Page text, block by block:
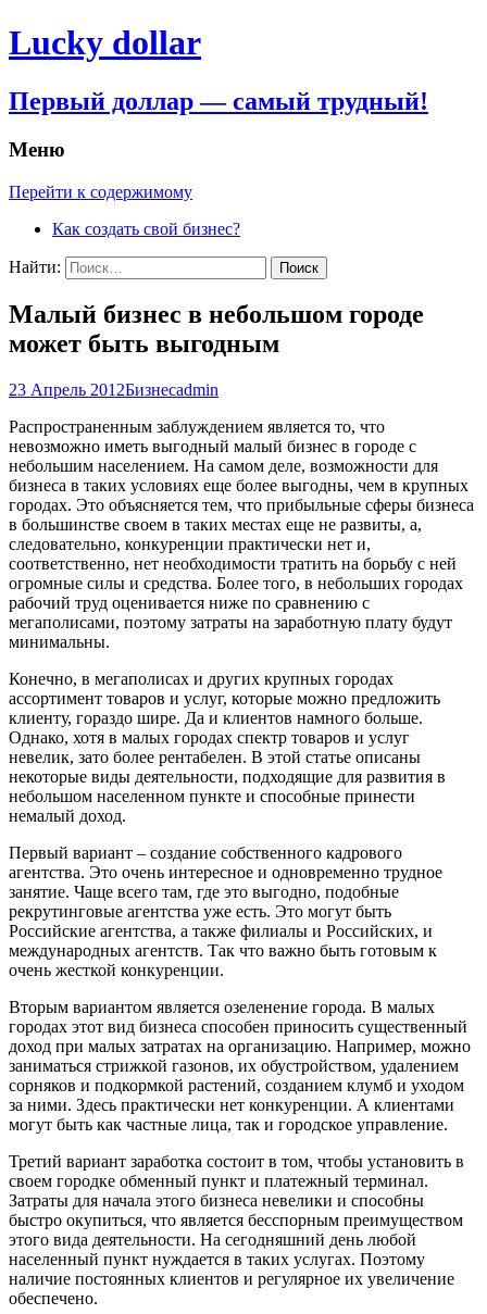
Lucky dollar
Первый доллар — самый трудный!
Меню
Перейти к содержимому
Как создать свой бизнес?
Найти:
Малый бизнес в небольшом городе
может быть выгодным
23 Апрель 2012Бизнесadmin
Распространенным заблуждением является то, что
невозможно иметь выгодный малый бизнес в городе с
небольшим населением. На самом деле, возможности для
бизнеса в таких условиях еще более выгодны, чем в крупных
городах. Это объясняется тем, что прибыльные сферы бизнеса
в большинстве своем в таких местах еще не развиты, а,
следовательно, конкуренции практически нет и,
соответственно, нет необходимости тратить на борьбу с ней
огромные силы и средства. Более того, в небольших городах
рабочий труд оценивается ниже по сравнению с
мегаполисами, поэтому затраты на заработную плату будут
минимальны.
Конечно, в мегаполисах и других крупных городах
ассортимент товаров и услуг, которые можно предложить
клиенту, гораздо шире. Да и клиентов намного больше.
Однако, хотя в малых городах спектр товаров и услуг
невелик, зато более рентабелен. В этой статье описаны
некоторые виды деятельности, подходящие для развития в
небольшом населенном пункте и способные принести
немалый доход.
Первый вариант – создание собственного кадрового
агентства. Это очень интересное и одновременно трудное
занятие. Чаще всего там, где это выгодно, подобные
рекрутинговые агентства уже есть. Это могут быть
Российские агентства, а также филиалы и Российских, и
международных агентств. Так что важно быть готовым к
очень жесткой конкуренции.
Вторым вариантом является озеленение города. В малых
городах этот вид бизнеса способен приносить существенный
доход при малых затратах на организацию. Например, можно
заниматься стрижкой газонов, их обустройством, удалением
сорняков и подкормкой растений, созданием клумб и уходом
за ними. Здесь практически нет конкуренции. А клиентами
могут быть как частные лица, так и городское управление.
Третий вариант заработка состоит в том, чтобы установить в
своем городке обменный пункт и платежный терминал.
Затраты для начала этого бизнеса невелики и способны
быстро окупиться, что является бесспорным преимуществом
этого вида деятельности. На сегодняшний день любой
населенный пункт нуждается в таких услугах. Поэтому
наличие постоянных клиентов и регулярное их увеличение
обеспечено.